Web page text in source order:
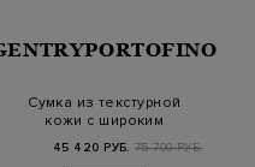
Сумка из текстурной
кожи с широким
ремнем
45 420 РУБ. 75 700 РУБ.